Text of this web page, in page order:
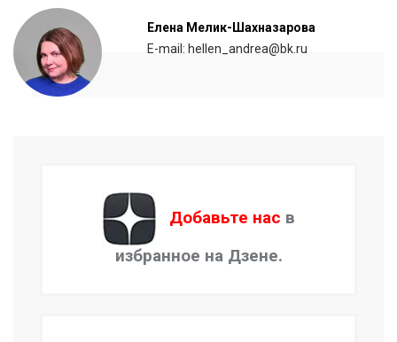
Елена Мелик-Шахназарова
E-mail: hellen_andrea@bk.ru
Добавьте нас в
избранное на Дзене.